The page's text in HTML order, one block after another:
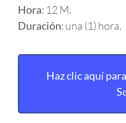
Hora: 12 M.
Duración: una (1) hora.
Haz clic aquí